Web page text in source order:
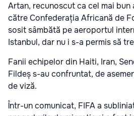
Artan, recunoscut ca cel mai
către Confederația Africană de
sosit sâmbătă pe aeroportul
Istanbul, dar nu i s-a permis să
Fanii echipelor din Haiti, Iran,
Fildeș s-au confruntat, de
de viză.
Într-un comunicat, FIFA a